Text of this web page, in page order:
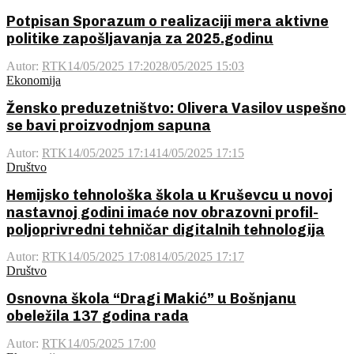
Potpisan Sporazum o realizaciji mera aktivne
politike zapošljavanja za 2025.godinu
Autor: RTK14/05/2025 17:2028/05/2025 15:03
Ekonomija
Žensko preduzetništvo: Olivera Vasilov uspešno
se bavi proizvodnjom sapuna
Autor: RTK14/05/2025 17:1414/05/2025 17:15
Društvo
Hemijsko tehnološka škola u Kruševcu u novoj
nastavnoj godini imaće nov obrazovni profil-
poljoprivredni tehničar digitalnih tehnologija
Autor: RTK14/05/2025 17:0814/05/2025 17:17
Društvo
Osnovna škola “Dragi Makić” u Bošnjanu
obeležila 137 godina rada
Autor: RTK14/05/2025 17:00